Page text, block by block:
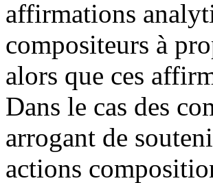
affirmations
compositeurs à
alors que ces
Dans le cas des
arrogant de
actions